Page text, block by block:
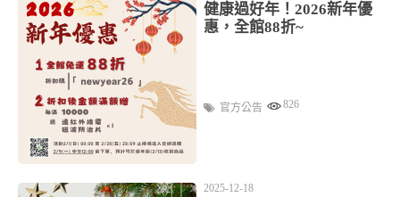
健康過好年！2026新年優
惠，全館88折~
官方公告 826
2025-12-18